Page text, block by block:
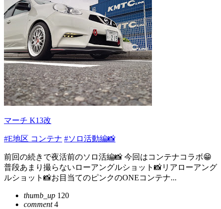
マーチ K13改
#E地区 コンテナ #ソロ活動編📸
前回の続きで夜活前のソロ活編📸 今回はコンテナコラボ😁
普段あまり撮らないローアングルショット📸リアローアング
ルショット📸お目当てのピンクのONEコンテナ...
thumb_up 120
comment4